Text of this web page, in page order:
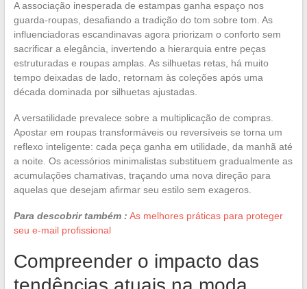
A associação inesperada de estampas ganha espaço nos
guarda-roupas, desafiando a tradição do tom sobre tom. As
influenciadoras escandinavas agora priorizam o conforto sem
sacrificar a elegância, invertendo a hierarquia entre peças
estruturadas e roupas amplas. As silhuetas retas, há muito
tempo deixadas de lado, retornam às coleções após uma
década dominada por silhuetas ajustadas.
A versatilidade prevalece sobre a multiplicação de compras.
Apostar em roupas transformáveis ou reversíveis se torna um
reflexo inteligente: cada peça ganha em utilidade, da manhã até
a noite. Os acessórios minimalistas substituem gradualmente as
acumulações chamativas, traçando uma nova direção para
aquelas que desejam afirmar seu estilo sem exageros.
Para descobrir também : As melhores práticas para proteger
seu e-mail profissional
Compreender o impacto das